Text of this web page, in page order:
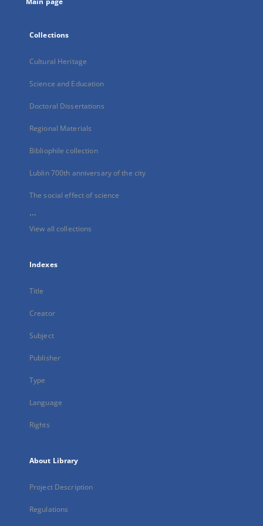
Collections
Cultural Heritage
Science and Education
Doctoral Dissertations
Regional Materials
Bibliophile collection
Lublin 700th anniversary of the city
The social effect of science
...
View all collections
Indexes
Title
Creator
Subject
Publisher
Type
Language
Rights
About Library
Project Description
Regulations